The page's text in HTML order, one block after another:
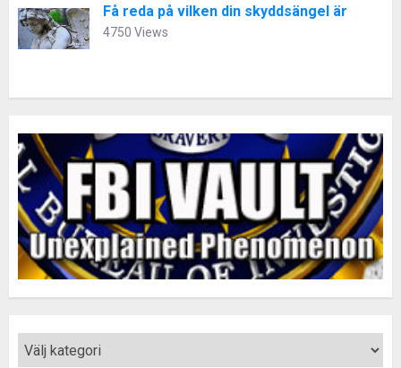
Få reda på vilken din skyddsängel är
4750 Views